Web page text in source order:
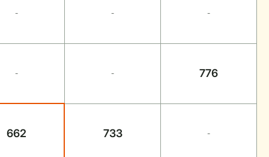
- - -
- - 776
662 733 -